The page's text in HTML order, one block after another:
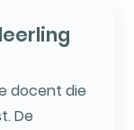
docent die
De